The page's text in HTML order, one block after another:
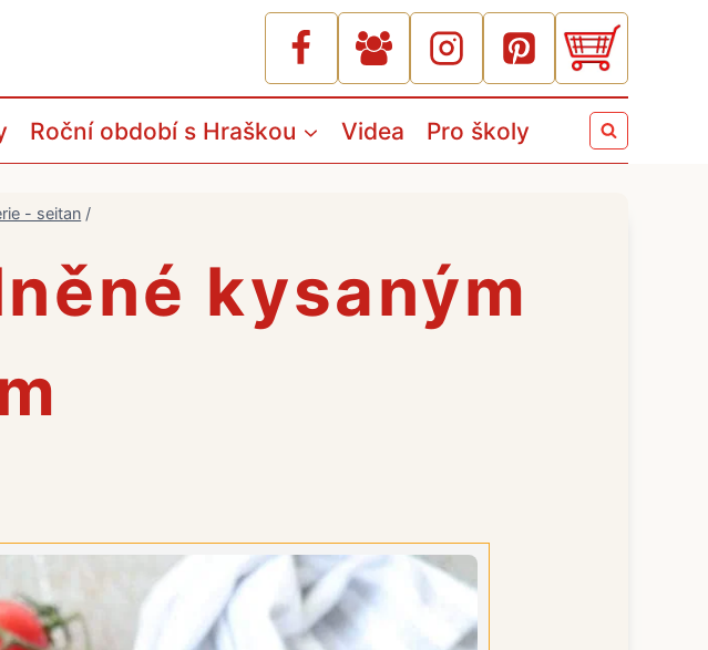
Roční období s Hraškou Videa Pro školy
- seitan /
kysaným